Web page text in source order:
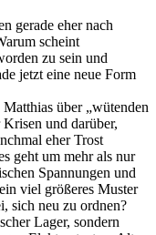
gerade eher nach
scheint
zu sein und
jetzt eine neue Form
über „wütenden
und darüber,
eher Trost
geht um mehr als nur
Spannungen und
viel größeres Muster
sich neu zu ordnen?
Lager, sondern